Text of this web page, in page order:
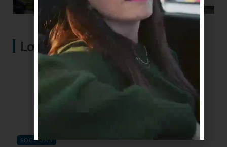
Lo más visto
SOCIEDAD